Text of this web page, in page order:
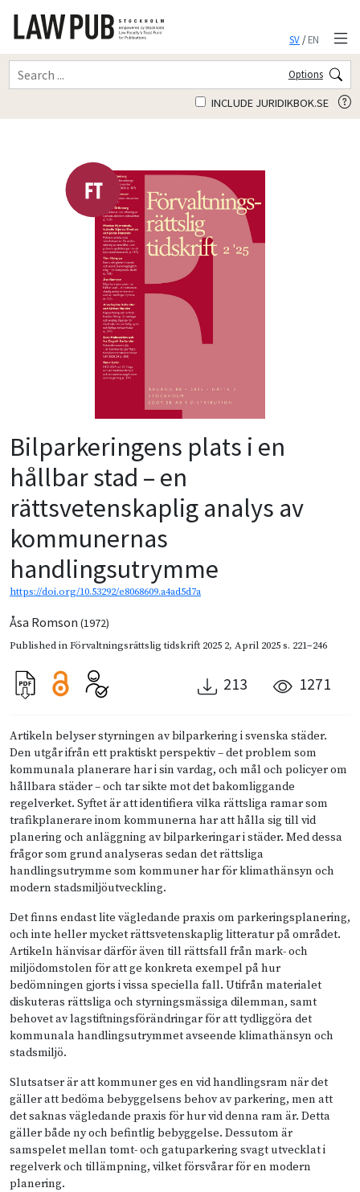
SV/EN
Options
INCLUDE JURIDIKBOK.SE
Bilparkeringens plats i en
hållbar stad – en
rättsvetenskaplig analys av
kommunernas
handlingsutrymme
https://doi.org/10.53292/e8068609.a4ad5d7a
Åsa Romson (1972)
Published inFörvaltningsrättslig tidskrift 2025 2, April 2025s. 221–246
213 1271
Artikeln belyser styrningen av bilparkering i svenska städer.
Den utgår ifrån ett praktiskt perspektiv – det problem som
kommunala planerare har i sin vardag, och mål och policyer om
hållbara städer – och tar sikte mot det bakomliggande
regelverket. Syftet är att identifiera vilka rättsliga ramar som
trafikplanerare inom kommunerna har att hålla sig till vid
planering och anläggning av bilparkeringar i städer. Med dessa
frågor som grund analyseras sedan det rättsliga
handlingsutrymme som kommuner har för klimathänsyn och
modern stadsmiljöutveckling.
Det finns endast lite vägledande praxis om parkeringsplanering,
och inte heller mycket rättsvetenskaplig litteratur på området.
Artikeln hänvisar därför även till rättsfall från mark- och
miljödomstolen för att ge konkreta exempel på hur
bedömningen gjorts i vissa speciella fall. Utifrån materialet
diskuteras rättsliga och styrningsmässiga dilemman, samt
behovet av lagstiftningsförändringar för att tydliggöra det
kommunala handlingsutrymmet avseende klimathänsyn och
stadsmiljö.
Slutsatser är att kommuner ges en vid handlingsram när det
gäller att bedöma bebyggelsens behov av parkering, men att
det saknas vägledande praxis för hur vid denna ram är. Detta
gäller både ny och befintlig bebyggelse. Dessutom är
samspelet mellan tomt- och gatuparkering svagt utvecklat i
regelverk och tillämpning, vilket försvårar för en modern
planering.